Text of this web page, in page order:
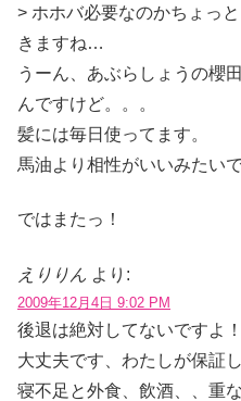
> ホホバ必要なのかちょっ
きますね…
うーん、あぶらしょうの櫻
んですけど。。。
髪には毎日使ってます。
馬油より相性がいいみたいで
ではまたっ！
えりりん より:
2009年12月4日 9:02 PM
後退は絶対してないですよ！
大丈夫です、わたしが保証
寝不足と外食、飲酒、、重